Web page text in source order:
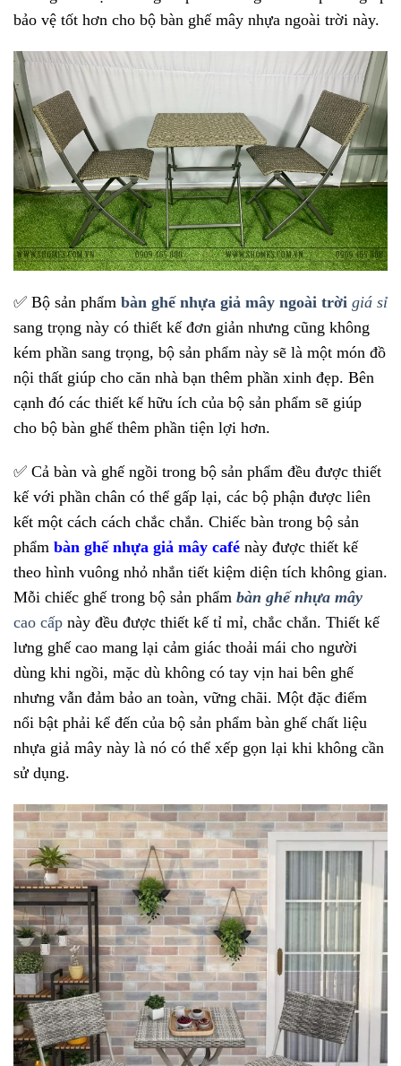
bảo vệ tốt hơn cho bộ bàn ghế mây nhựa ngoài trời này.
✅ Bộ sản phẩm bàn ghế nhựa giả mây ngoài trời giá sỉ
sang trọng này có thiết kế đơn giản nhưng cũng không
kém phần sang trọng, bộ sản phẩm này sẽ là một món đồ
nội thất giúp cho căn nhà bạn thêm phần xinh đẹp. Bên
cạnh đó các thiết kế hữu ích của bộ sản phẩm sẽ giúp
cho bộ bàn ghế thêm phần tiện lợi hơn.
✅ Cả bàn và ghế ngồi trong bộ sản phẩm đều được thiết
kế với phần chân có thể gấp lại, các bộ phận được liên
kết một cách cách chắc chắn. Chiếc bàn trong bộ sản
phẩm bàn ghế nhựa giả mây café này được thiết kế
theo hình vuông nhỏ nhắn tiết kiệm diện tích không gian.
Mỗi chiếc ghế trong bộ sản phẩm bàn ghế nhựa mây
cao cấp này đều được thiết kế tỉ mỉ, chắc chắn. Thiết kế
lưng ghế cao mang lại cảm giác thoải mái cho người
dùng khi ngồi, mặc dù không có tay vịn hai bên ghế
nhưng vẫn đảm bảo an toàn, vững chãi. Một đặc điểm
nổi bật phải kể đến của bộ sản phẩm bàn ghế chất liệu
nhựa giả mây này là nó có thể xếp gọn lại khi không cần
sử dụng.